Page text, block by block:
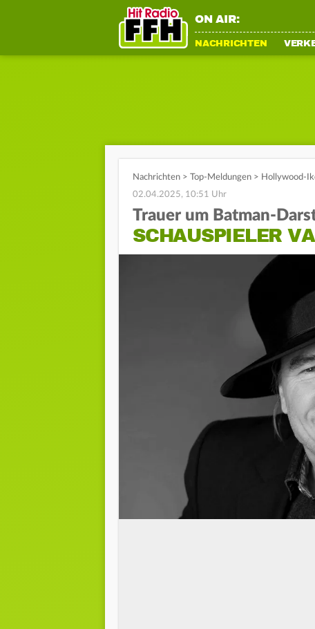
ON AIR:
NACHRICHTEN
Nachrichten > Top-Meldungen > Hollywood-
02.04.2025, 10:51 Uhr
Trauer um Batman-
SCHAUSPIELER